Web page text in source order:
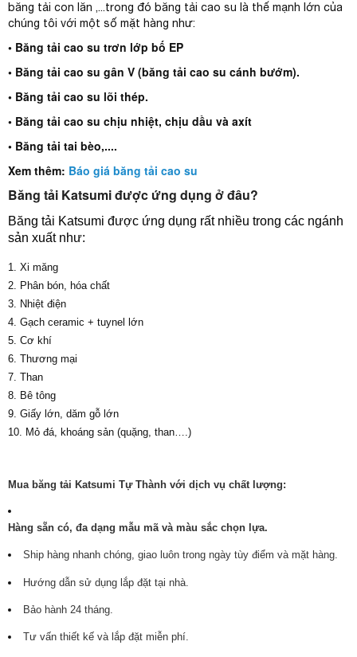
băng tải con lăn ,...trong đó băng tải cao su là thế mạnh lớn của
chúng tôi với một số mặt hàng như:
• Băng tải cao su trơn lớp bố EP
• Băng tải cao su gân V (băng tải cao su cánh bướm).
• Băng tải cao su lõi thép.
• Băng tải cao su chịu nhiệt, chịu dầu và axít
• Băng tải tai bèo,....
Xem thêm: Báo giá băng tải cao su
Băng tải Katsumi được ứng dụng ở đâu?
Băng tải Katsumi được ứng dụng rất nhiều trong các ngánh
sản xuất như:
1. Xi măng
2. Phân bón, hóa chất
3. Nhiệt điện
4. Gạch ceramic + tuynel lớn
5. Cơ khí
6. Thương mại
7. Than
8. Bê tông
9. Giấy lớn, dăm gỗ lớn
10. Mỏ đá, khoáng sản (quặng, than….)
Mua băng tải Katsumi Tự Thành với dịch vụ chất lượng:
Hàng sẵn có, đa dạng mẫu mã và màu sắc chọn lựa.
Ship hàng nhanh chóng, giao luôn trong ngày tùy điểm và mặt hàng.
Hướng dẫn sử dụng lắp đặt tại nhà.
Bảo hành 24 tháng.
Tư vấn thiết kế và lắp đặt miễn phí.